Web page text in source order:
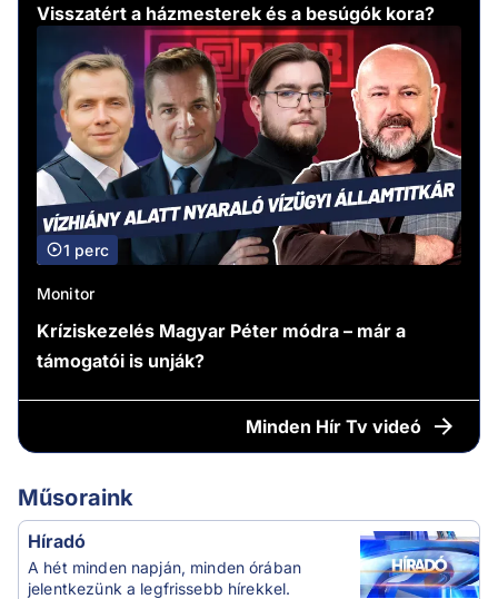
Visszatért a házmesterek és a besúgók kora?
1 perc
Monitor
Kríziskezelés Magyar Péter módra – már a
támogatói is unják?
Minden Hír Tv videó
Műsoraink
Híradó
A hét minden napján, minden órában
jelentkezünk a legfrissebb hírekkel.